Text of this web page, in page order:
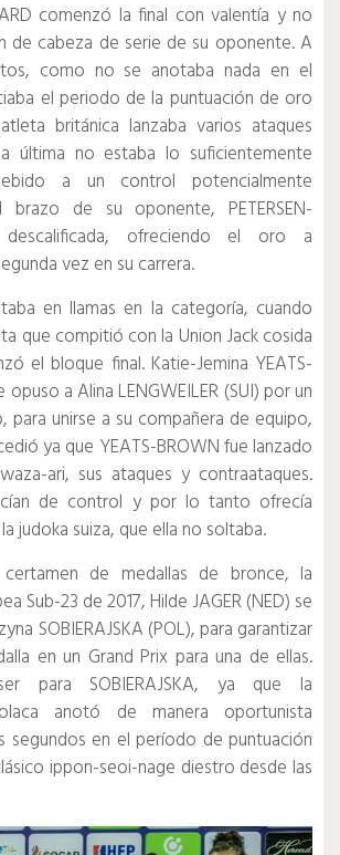
comenzó la final con valentía y no
de cabeza de serie de su oponente.A
como no se anotaba nada en el
el periodo de la puntuación de oro
británica lanzaba varios ataques
última no estaba lo suficientemente
a un control potencialmente
de su oponente, PETERSEN-
descalificada, ofreciendo el oro a
vez en su carrera.
en llamas en la categoría, cuando
que compitió con la Union Jack cosida
el bloque final. Katie-Jemina YEATS-
opuso a Alina LENGWEILER (SUI) por un
para unirse a su compañera de equipo,
ya que YEATS-BROWN fue lanzado
ari, sus ataques y contraataques.
de control y por lo tanto ofrecía
judoka suiza, que ella no soltaba.
de medallas de bronce, la
Sub-23 de 2017, Hilde JAGER (NED) se
SOBIERAJSKA (POL), para garantizar
en un Grand Prix para una de ellas.
para SOBIERAJSKA, ya que la
anotó de manera oportunista
segundos en el período de puntuación
ippon-seoi-nage diestro desde las